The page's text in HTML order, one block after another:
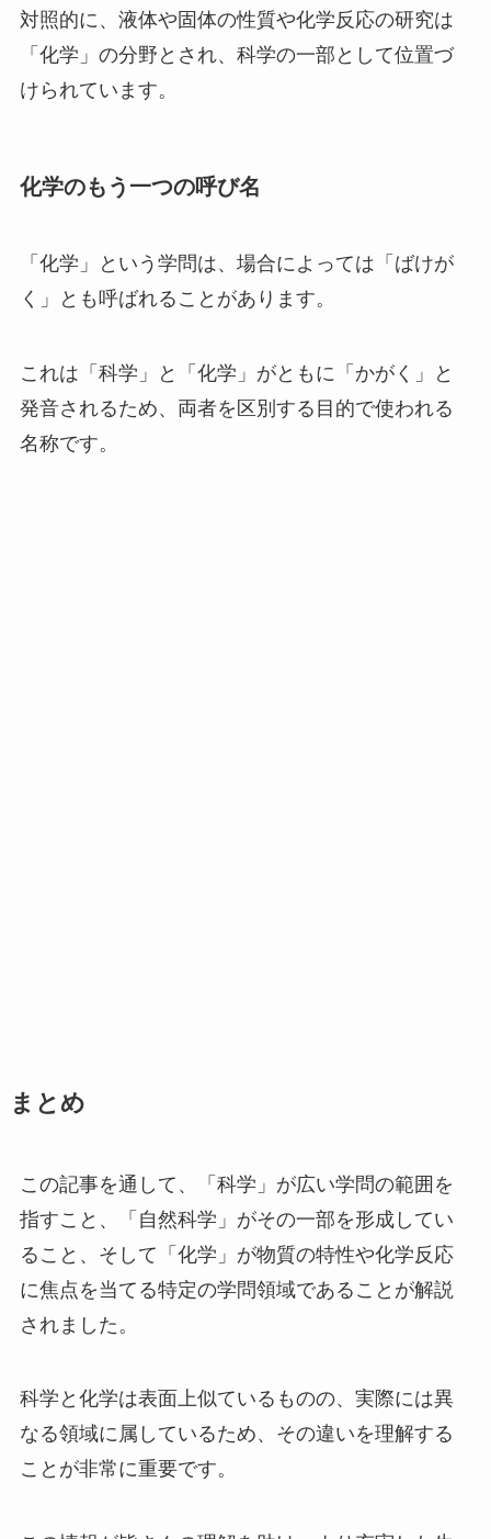
対照的に、液体や固体の性質や化学反応の研究は
「化学」の分野とされ、科学の一部として位置づ
けられています。
化学のもう一つの呼び名
「化学」という学問は、場合によっては「ばけが
く」とも呼ばれることがあります。
これは「科学」と「化学」がともに「かがく」と
発音されるため、両者を区別する目的で使われる
名称です。
まとめ
この記事を通して、「科学」が広い学問の範囲を
指すこと、「自然科学」がその一部を形成してい
ること、そして「化学」が物質の特性や化学反応
に焦点を当てる特定の学問領域であることが解説
されました。
科学と化学は表面上似ているものの、実際には異
なる領域に属しているため、その違いを理解する
ことが非常に重要です。